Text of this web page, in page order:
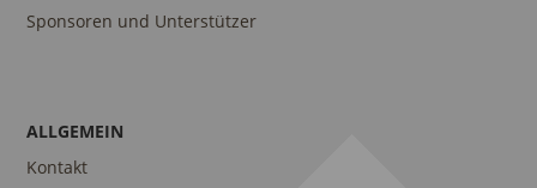
Sponsoren und Unterstützer
ALLGEMEIN
Kontakt